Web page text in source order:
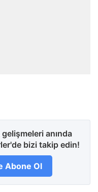
anında
bizi takip edin!
Abone Ol